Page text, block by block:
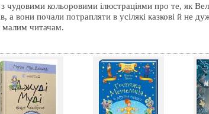
чудовими кольоровими ілюстраціями про те, як
а вони почали потрапляти в усілякі казкові й не
малим читачам.